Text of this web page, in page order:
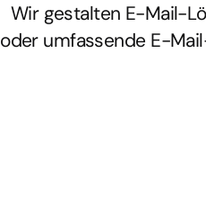
Wir gestalten E-Mail-
oder umfassende E-